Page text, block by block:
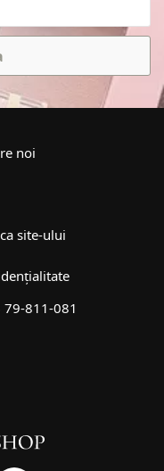
noi
site-ului
79-811-081